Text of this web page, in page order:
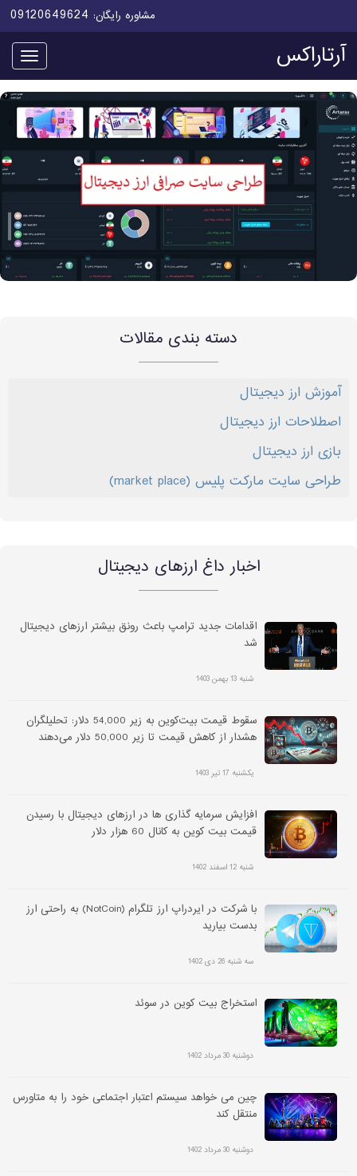
مشاوره رایگان: 09120649624
منو آرتاراکس
دسته بندی مقالات
آموزش ارز دیجیتال
اصطلاحات ارز دیجیتال
بازی ارز دیجیتال
طراحی سایت مارکت پلیس (market place)
اخبار داغ ارز‌های دیجیتال
اقدامات جدید ترامپ باعث رونق بیشتر ارزهای دیجیتال
شد
شنبه 13 بهمن 1403
سقوط قیمت بیت‌کوین به زیر 54,000 دلار: تحلیلگران
هشدار از کاهش قیمت تا زیر 50,000 دلار می‌دهند
یکشنبه 17 تیر 1403
افزایش سرمایه گذاری ها در ارزهای دیجیتال با رسیدن
قیمت بیت کوین به کانال 60 هزار دلار
شنبه 12 اسفند 1402
با شرکت در ایردراپ ارز تلگرام (NotCoin) به راحتی ارز
بدست بیارید
سه شنبه 26 دی 1402
استخراج بیت کوین در سوئد
دوشنبه 30 مرداد 1402
چین می خواهد سیستم اعتبار اجتماعی خود را به متاورس
منتقل کند
دوشنبه 30 مرداد 1402